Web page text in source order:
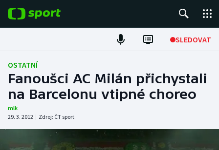
SLEDOVAT
Fotbal
Hokej
Atletika
OSTATNÍ
Fanoušci AC Milán přichystali
na Barcelonu vtipné choreo
mlk
29. 3. 2012 | Zdroj: ČT sport